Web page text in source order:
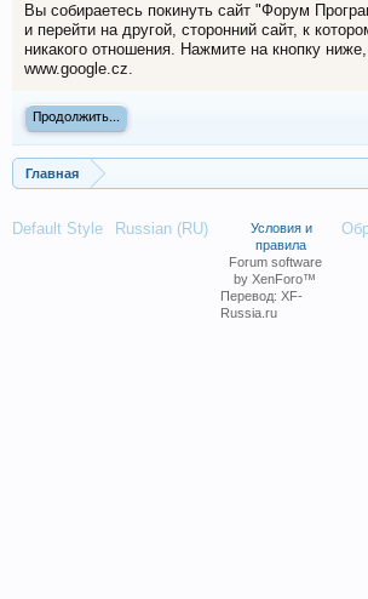
Вы собираетесь покинуть сайт "Форум
и перейти на другой, сторонний сайт, к
никакого отношения. Нажмите на кнопку
www.google.cz.
Продолжить...
Главная
Default Style Russian (RU)
Условия и
правила
Forum software
by XenForo™
Перевод: XF-
Russia.ru